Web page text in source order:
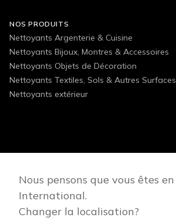
NOS PRODUITS
Nettoyants Argenterie & Cuisine
Nettoyants Bijoux, Montres & Accessoires
Nettoyants Objets de Décoration
Nettoyants Textiles, Sols & Autres Surfaces
Nettoyants extérieur
FOLLOW US
Nous pensons que vous êtes en
International.
Changer la localisation?